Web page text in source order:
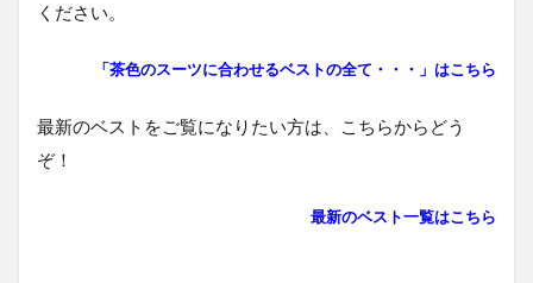
ください。
「茶色のスーツに合わせるベストの全て・・・」はこちら
最新のベストをご覧になりたい方は、こちらからどう
ぞ！
最新のベスト一覧はこちら